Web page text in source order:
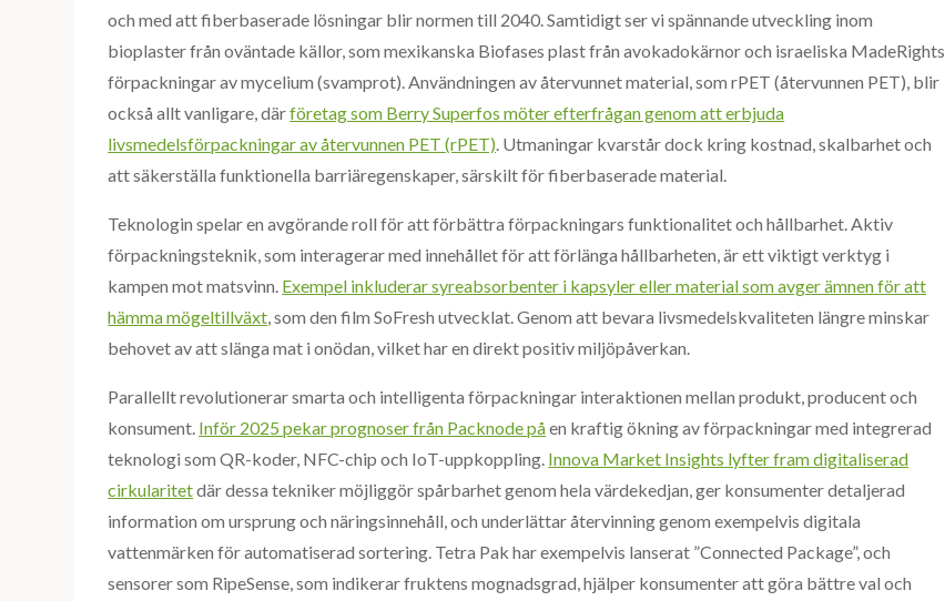
och med att fiberbaserade lösningar blir normen till 2040. Samtidigt ser vi spännande utveckling inom
bioplaster från oväntade källor, som mexikanska Biofases plast från avokadokärnor och israeliska MadeRights
förpackningar av mycelium (svamprot). Användningen av återvunnet material, som rPET (återvunnen PET), blir
också allt vanligare, därföretag som Berry Superfos möter efterfrågan genom att erbjuda
livsmedelsförpackningar av återvunnen PET (rPET) . Utmaningar kvarstår dock kring kostnad, skalbarhet och
att säkerställa funktionella barriäregenskaper, särskilt för fiberbaserade material.
Teknologin spelar en avgörande roll för att förbättra förpackningars funktionalitet och hållbarhet. Aktiv
förpackningsteknik, som interagerar med innehållet för att förlänga hållbarheten, är ett viktigt verktyg i
kampen mot matsvinn. Exempel inkluderar syreabsorbenter i kapsyler eller material som avger ämnen för att
hämma mögeltillväxt , som den film SoFresh utvecklat. Genom att bevara livsmedelskvaliteten längre minskar
behovet av att slänga mat i onödan, vilket har en direkt positiv miljöpåverkan.
Parallellt revolutionerar smarta och intelligenta förpackningar interaktionen mellan produkt, producent och
konsument. Inför 2025 pekar prognoser från Packnode påen kraftig ökning av förpackningar med integrerad
teknologi som QR-koder, NFC-chip och IoT-uppkoppling. Innova Market Insights lyfter fram digitaliserad
cirkularitetdär dessa tekniker möjliggör spårbarhet genom hela värdekedjan, ger konsumenter detaljerad
information om ursprung och näringsinnehåll, och underlättar återvinning genom exempelvis digitala
vattenmärken för automatiserad sortering. Tetra Pak har exempelvis lanserat ”Connected Package”, och
sensorer som RipeSense, som indikerar fruktens mognadsgrad, hjälper konsumenter att göra bättre val och